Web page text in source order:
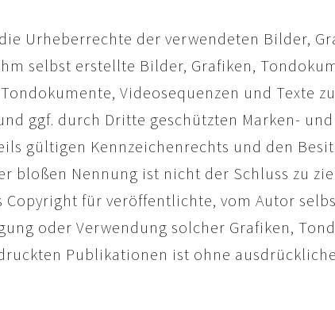
Urheberrechte der verwendeten Bilder,
selbst erstellte Bilder, Grafiken,
Videosequenzen und Texte
ggf. durch Dritte geschützten Marken-
gültigen Kennzeichenrechts und den
bloßen Nennung ist nicht der Schluss zu
für veröffentlichte, vom Autor
oder Verwendung solcher Grafiken,
Publikationen ist ohne